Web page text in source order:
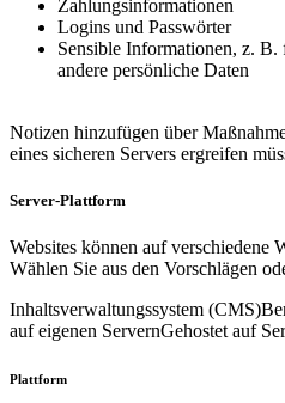
Zahlungsinformationen
Logins und Passwörter
Sensible Informationen, z.
andere persönliche Daten
Notizen hinzufügen über
eines sicheren Servers ergreifen
Server-Plattform
Websites können auf verschiedene
Wählen Sie aus den Vorschlägen
Inhaltsverwaltungssystem (CMS)
auf eigenen ServernGehostet auf
Plattform